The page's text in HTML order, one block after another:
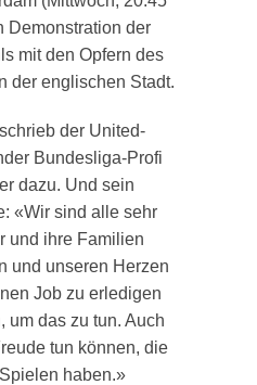
Demonstration der
mit den Opfern des
der englischen Stadt.
der United-
Bundesliga-Profi
dazu. Und sein
«Wir sind alle sehr
und ihre Familien
und unseren Herzen
Job zu erledigen
um das zu tun. Auch
tun können, die
haben.»